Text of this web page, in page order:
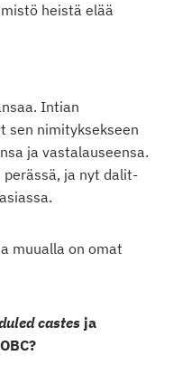
heistä elää
Intian
sen nimityksekseen
ja vastalauseensa.
ja nyt dalit-
muualla on omat
castes ja